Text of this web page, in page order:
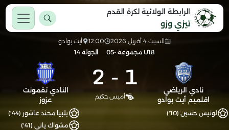
الرابطة الولائية لكرة القدم
تيزي وزو
السبت 4 أفريل 2026 12:00
أيت بوادو
U18 مجموعة -05
الجولة 14
نادي الرياضي
اقلميم أيت بوادو
1
-
2
أميس حكيم
النادي تقمونت
عزوز
لوتيس حسين (10')
بلبيا محند عاشور (44')
مشواك ياني (41')